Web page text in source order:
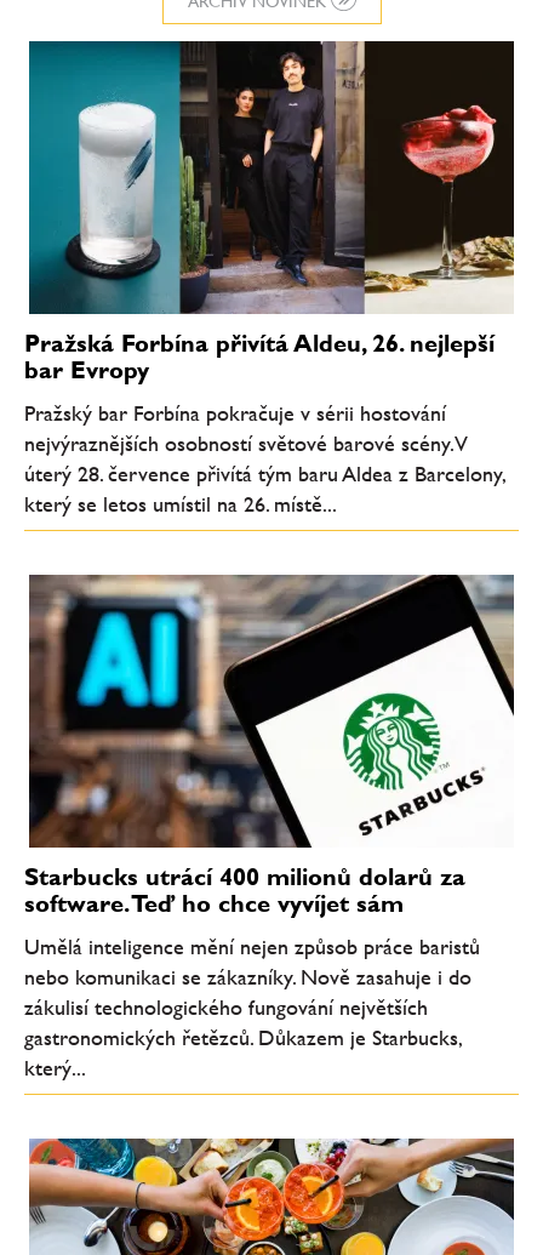
Pražská Forbína přivítá Aldeu, 26. nejlepší
bar Evropy
Pražský bar Forbína pokračuje v sérii hostování
nejvýraznějších osobností světové barové scény. V
úterý 28. července přivítá tým baru Aldea z Barcelony,
který se letos umístil na 26. místě...
Starbucks utrácí 400 milionů dolarů za
software. Teď ho chce vyvíjet sám
Umělá inteligence mění nejen způsob práce baristů
nebo komunikaci se zákazníky. Nově zasahuje i do
zákulisí technologického fungování největších
gastronomických řetězců. Důkazem je Starbucks,
který...